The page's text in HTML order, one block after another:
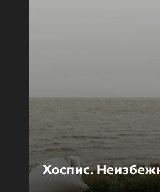
Хоспис.